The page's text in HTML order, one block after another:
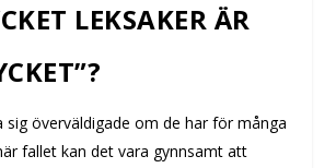
LEKSAKER ÄR
sig överväldigade om de har för många
fallet kan det vara gynnsamt att